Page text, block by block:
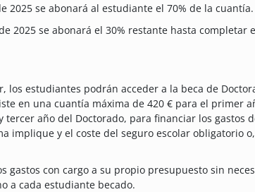
2025 se abonará al estudiante el 70% de la cuantía.
2025 se abonará el 30% restante hasta completar
los estudiantes podrán acceder a la beca de
en una cuantía máxima de 420 € para el primer
tercer año del Doctorado, para financiar los gastos
implique y el coste del seguro escolar obligatorio
gastos con cargo a su propio presupuesto sin
a cada estudiante becado.